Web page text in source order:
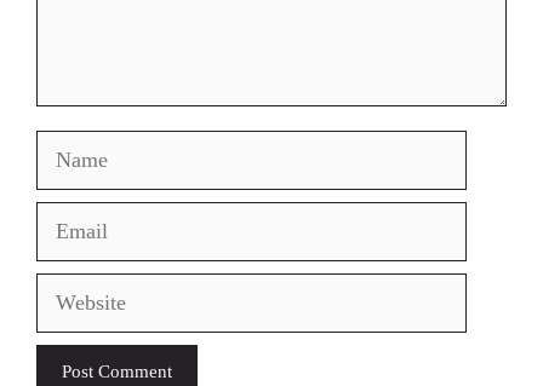
Name
Email
Website